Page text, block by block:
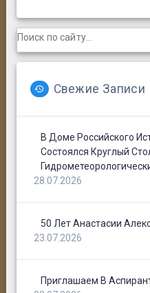
Search
for:
Свежие Записи
В Доме Российского
Состоялся Круглый
28.07.2026
50 Лет Анастасии
23.07.2026
Приглашаем В